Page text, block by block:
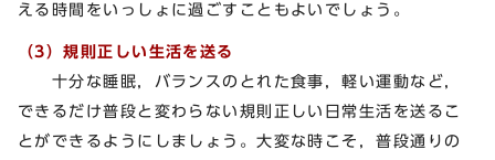
える時間をいっしょに過ごすこともよいでしょう。
（3）規則正しい生活を送る
十分な睡眠，バランスのとれた食事，軽い運動など，
できるだけ普段と変わらない規則正しい日常生活を送るこ
とができるようにしましょう。大変な時こそ，普段通りの